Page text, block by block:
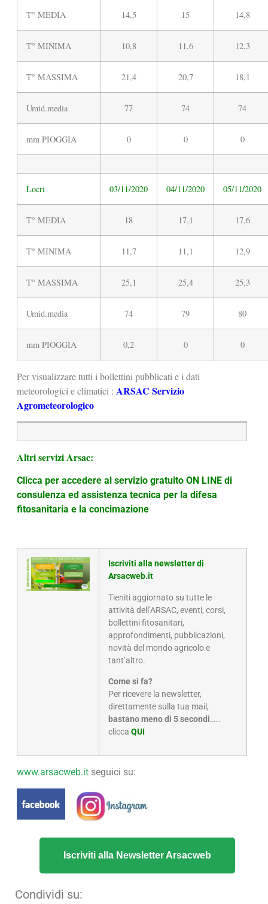
T° MEDIA 14,5 15 14,8
T° MINIMA 10,8 11,6 12,3
T° MASSIMA 21,4 20,7 18,1
Umid.media 77 74 74
mm PIOGGIA 0 0 0
Locri 03/11/2020 04/11/2020 05/11/2020
T° MEDIA 18 17,1 17,6
T° MINIMA 11,7 11,1 12,9
T° MASSIMA 25,1 25,4 25,3
Umid.media 74 79 80
mm PIOGGIA 0,2 0 0
Per visualizzare tutti i bollettini pubblicati e i dati
meteorologici e climatici : ARSAC Servizio
Agrometeorologico
Altri servizi Arsac:
Clicca per accedere al servizio gratuito ON LINE di
consulenza ed assistenza tecnica per la difesa
fitosanitaria e la concimazione
Iscriviti alla newsletter di
Arsacweb.it
Tieniti aggiornato su tutte le
attività dell’ARSAC, eventi, corsi,
bollettini fitosanitari,
approfondimenti, pubblicazioni,
novità del mondo agricolo e
tant’altro.
Come si fa?
Per ricevere la newsletter,
direttamente sulla tua mail,
bastano meno di 5 secondi……
clicca QUI
www.arsacweb.it seguici su:
Iscriviti alla Newsletter Arsacweb
Condividi su: